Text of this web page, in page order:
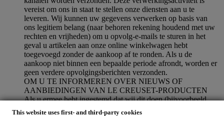
This website uses first- and third-party cookies
vereist om ons in staat te stellen onze diensten aan u te
leveren. Wij kunnen uw gegevens verwerken op basis van
ons legitiem belang (naar behoren rekening houdend met uw
rechten en vrijheden) om u opvolg-e-mails te sturen in het
geval u artikelen aan onze online winkelwagen hebt
toegevoegd zonder de aankoop af te ronden. Als u de
aankoop niet binnen een bepaalde periode afrondt, worden er
geen verdere opvolgingsberichten verzonden.
OM U TE INFORMEREN OVER NIEUWS OF
AANBIEDINGEN VAN LE CREUSET-PRODUCTEN
Als u ermee hebt ingestemd dat wij dit doen (bijvoorbeeld
door u aan te melden voor onze nieuwsbrief wanneer u een